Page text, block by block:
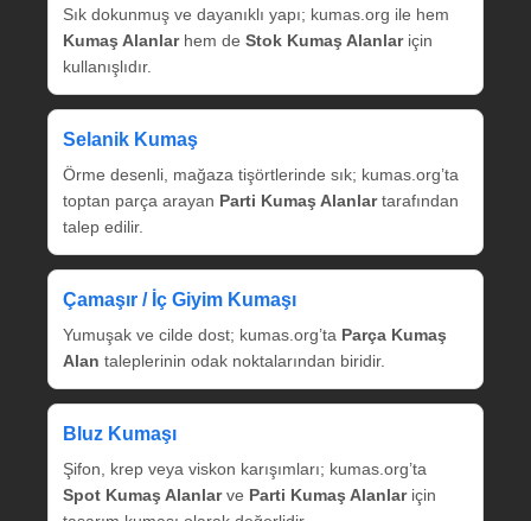
Sık dokunmuş ve dayanıklı yapı; kumas.org ile hem
Kumaş Alanlarhem de Stok Kumaş Alanlariçin
kullanışlıdır.
Selanik Kumaş
Örme desenli, mağaza tişörtlerinde sık; kumas.org’ta
toptan parça arayan Parti Kumaş Alanlartarafından
talep edilir.
Çamaşır / İç Giyim Kumaşı
Yumuşak ve cilde dost; kumas.org’ta Parça Kumaş
Alan taleplerinin odak noktalarından biridir.
Bluz Kumaşı
Şifon, krep veya viskon karışımları; kumas.org’ta
Spot Kumaş Alanlarve Parti Kumaş Alanlariçin